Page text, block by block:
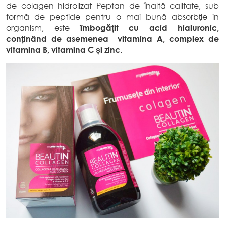
de colagen hidrolizat Peptan de înaltă calitate, sub
formă de peptide pentru o mai bună absorbție in
organism, esteîmbogățit cu acid hialuronic,
conținând de asemenea vitamina A, complex de
vitamina B, vitamina C și zinc.